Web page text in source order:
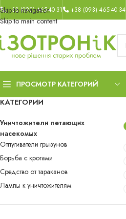
Skip to navigation
Skip to main content
+38 (098) 465-40-31 +38 (093) 465-40-34
ПРОСМОТР КАТЕГОРИЙ
КАТЕГОРИИ
Уничтожители летающих
насекомых
Отпугиватели грызунов
Борьба с кротами
Средство от тараканов
Лампы к уничтожителям